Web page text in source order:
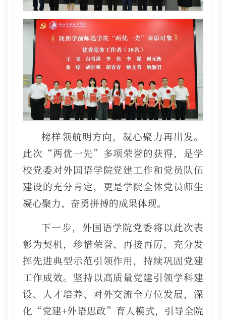
榜样领航明方向，凝心聚力再出发。
此次“两优一先”多项荣誉的获得，是学
校党委对外国语学院党建工作和党员队伍
建设的充分肯定，更是学院全体党员师生
凝心聚力、奋勇拼搏的成果体现。
下一步，外国语学院党委将以此次表
彰为契机，珍惜荣誉、再接再厉，充分发
挥先进典型示范引领作用，持续巩固党建
工作成效。坚持以高质量党建引领学科建
设、人才培养、对外交流全方位发展，深
化“党建+外语思政”育人模式，引导全院